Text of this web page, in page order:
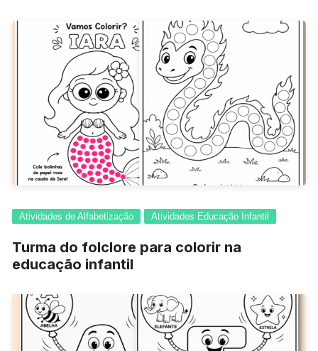
Atividades de Alfabetização Atividades Educação Infantil
Turma do folclore para colorir na
educação infantil